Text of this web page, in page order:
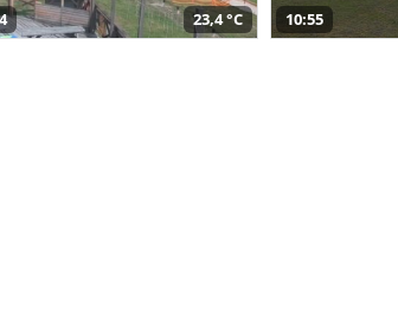
23,4 °C 10:55